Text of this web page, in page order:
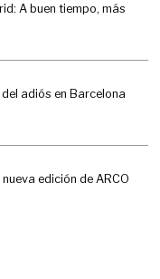
A buen tiempo, más
adiós en Barcelona
edición de ARCO